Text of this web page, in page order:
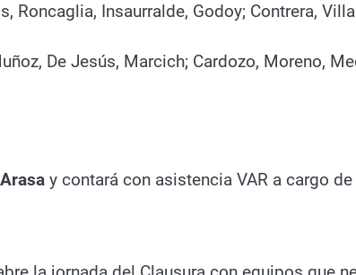
Roncaglia, Insaurralde, Godoy; Contrera,
De Jesús, Marcich; Cardozo, Moreno,
y contará con asistencia VAR a cargo